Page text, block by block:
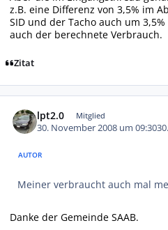
z.B. eine Differenz von 3,5% im
SID und der Tacho auch um
auch der berechnete Verbrauch.
Zitat
lpt2.0 Mitglied
30. November 2008 um 09:30
AUTOR
Meiner verbraucht auch mal
Danke der Gemeinde SAAB.